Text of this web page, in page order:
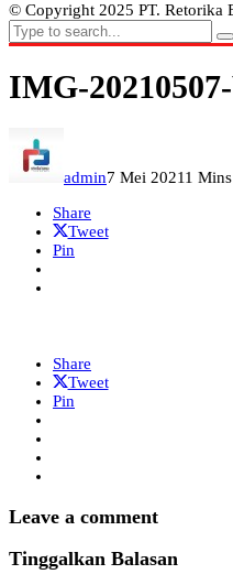
© Copyright 2025 PT. Retorika
IMG-
admin7 Mei 20211
Share
Tweet
Pin
Share
Tweet
Pin
Leave a comment
Tinggalkan Balasan